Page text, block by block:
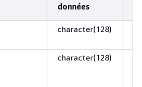
données
character(128)
character(128)